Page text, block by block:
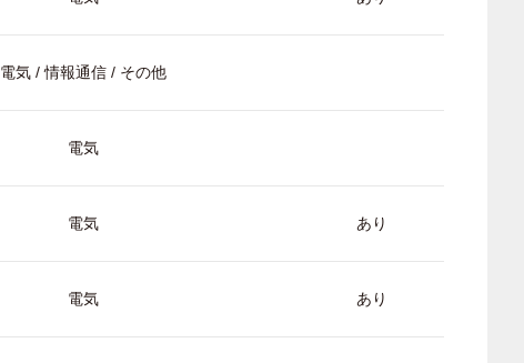
電気 / 情報通信 / その他
電気
電気 あり
電気 あり